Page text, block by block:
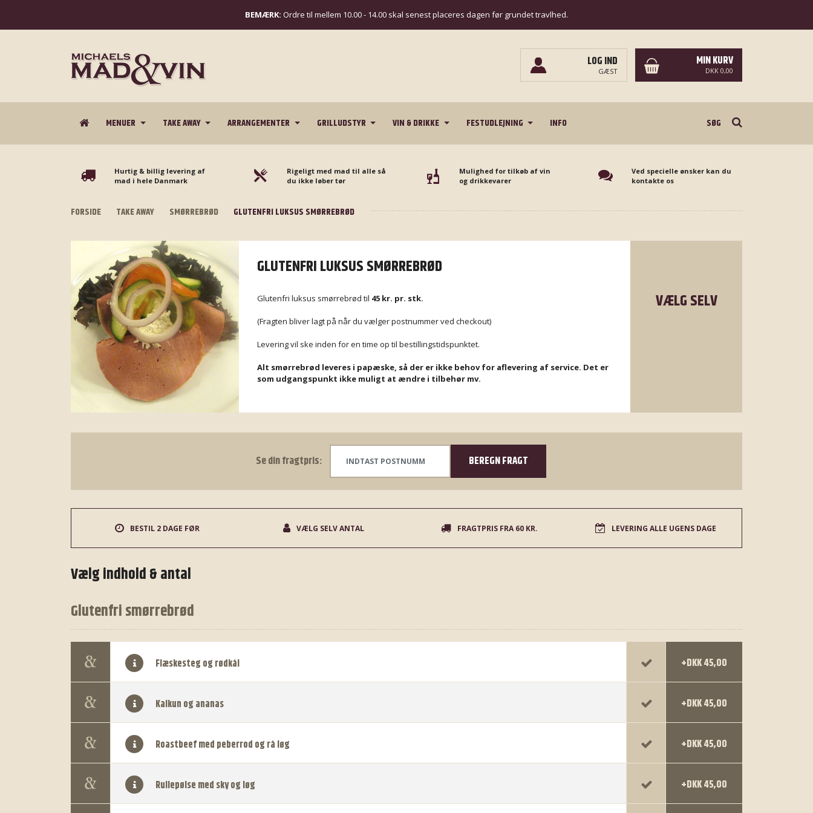
BEMÆRK: Ordre til mellem 10.00 - 14.00 skal senest placeres dagen før grundet travlhed.
LOG IND
GÆST
MIN KURV
DKK 0,00
MENUER TAKE AWAY ARRANGEMENTER GRILLUDSTYR VIN & DRIKKE FESTUDLEJNING INFO
Hurtig & billig levering af
mad i hele Danmark
Rigeligt med mad til alle så
du ikke løber tør
Mulighed for tilkøb af vin
og drikkevarer
Ved specielle ønsker kan du
kontakte os
FORSIDE TAKE AWAY SMØRREBRØD GLUTENFRI LUKSUS SMØRREBRØD
GLUTENFRI LUKSUS SMØRREBRØD
Glutenfri luksus smørrebrød til 45 kr. pr. stk.
(Fragten bliver lagt på når du vælger postnummer ved checkout)
Levering vil ske inden for en time op til bestillingstidspunktet.
Alt smørrebrød leveres i papæske, så der er ikke behov for aflevering af service. Det er
som udgangspunkt ikke muligt at ændre i tilbehør mv.
VÆLG SELV
Se din fragtpris: BEREGN FRAGT
BESTIL 2 DAGE FØR VÆLG SELV ANTAL FRAGTPRIS FRA 60 KR. LEVERING ALLE UGENS DAGE
Vælg indhold & antal
Glutenfri smørrebrød
Flæskesteg og rødkål +DKK 45,00
Kalkun og ananas +DKK 45,00
Roastbeef med peberrod og rå løg +DKK 45,00
Rullepølse med sky og løg +DKK 45,00